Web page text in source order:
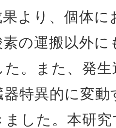
より、個体に
の運搬以外
た。また、発
器特異的に変
ました。本研